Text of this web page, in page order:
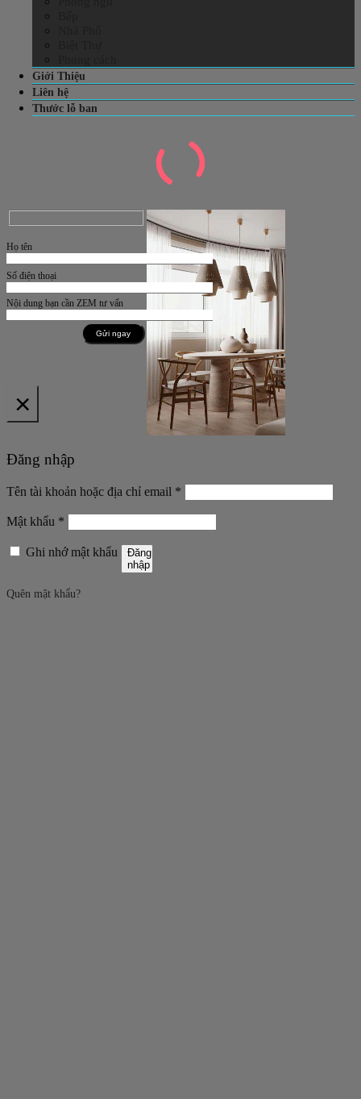
Giới Thiệu
Liên hệ
Thước lỗ ban
Họ tên
Số điện thoại
Nội dung bạn cần ZEM tư vấn
×
Đăng nhập
Tên tài khoản hoặc địa chỉ email *
buộc
Mật khẩu *
buộc
Ghi nhớ mật khẩu
Đăng
nhập
Quên mật khẩu?